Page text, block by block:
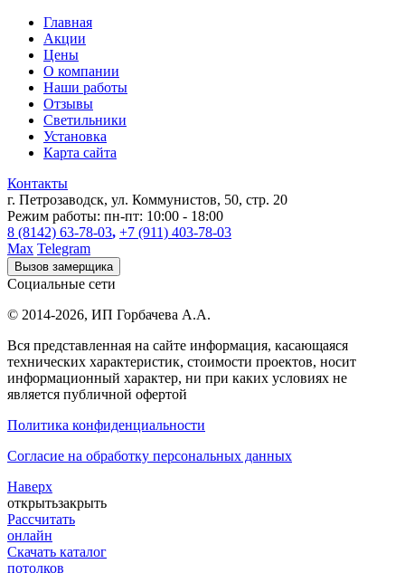
Главная
Акции
Цены
О компании
Наши работы
Отзывы
Светильники
Установка
Карта сайта
Контакты
г. Петрозаводск, ул. Коммунистов, 50, стр. 20
Режим работы: пн-пт: 10:00 - 18:00
8 (8142) 63-78-03, +7 (911) 403-78-03
Max Telegram
Вызов замерщика
Социальные сети
© 2014-2026, ИП Горбачева А.А.
Вся представленная на сайте информация, касающаяся
технических характеристик, стоимости проектов, носит
информационный характер, ни при каких условиях не
является публичной офертой
Политика конфиденциальности
Согласие на обработку персональных данных
Наверх
открытьзакрыть
Рассчитать
онлайн
Скачать каталог
потолков